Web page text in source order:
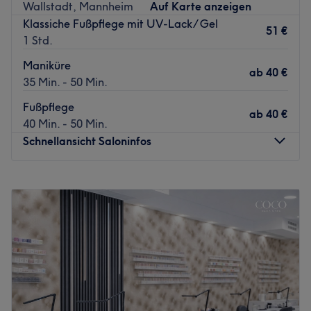
Zurück zur Salonansicht
Wallstadt, Mannheim
Auf Karte anzeigen
Klassiche Fußpflege mit UV-Lack/ Gel
1 Std.
51 €
Maniküre
35 Min. - 50 Min.
ab 40 €
Fußpflege
40 Min. - 50 Min.
ab 40 €
Schnellansicht Saloninfos
Dienstag
Mittwoch
Donnerstag
09:00–17:30
Freitag
09:00 17:30
Samstag
09:30– 14:00
Sonntag
Geschlossen